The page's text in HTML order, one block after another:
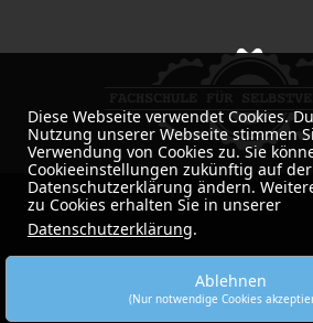
Diese Webseite verwendet Cookies.
Nutzung unserer Webseite stimmen
Verwendung von Cookies zu. Sie
Cookieeinstellungen zukünftig auf
Datenschutzerklärung ändern.
zu Cookies erhalten Sie in unserer
Datenschutzerklärung.
Ablehnen
(Nur notwendige Cookies